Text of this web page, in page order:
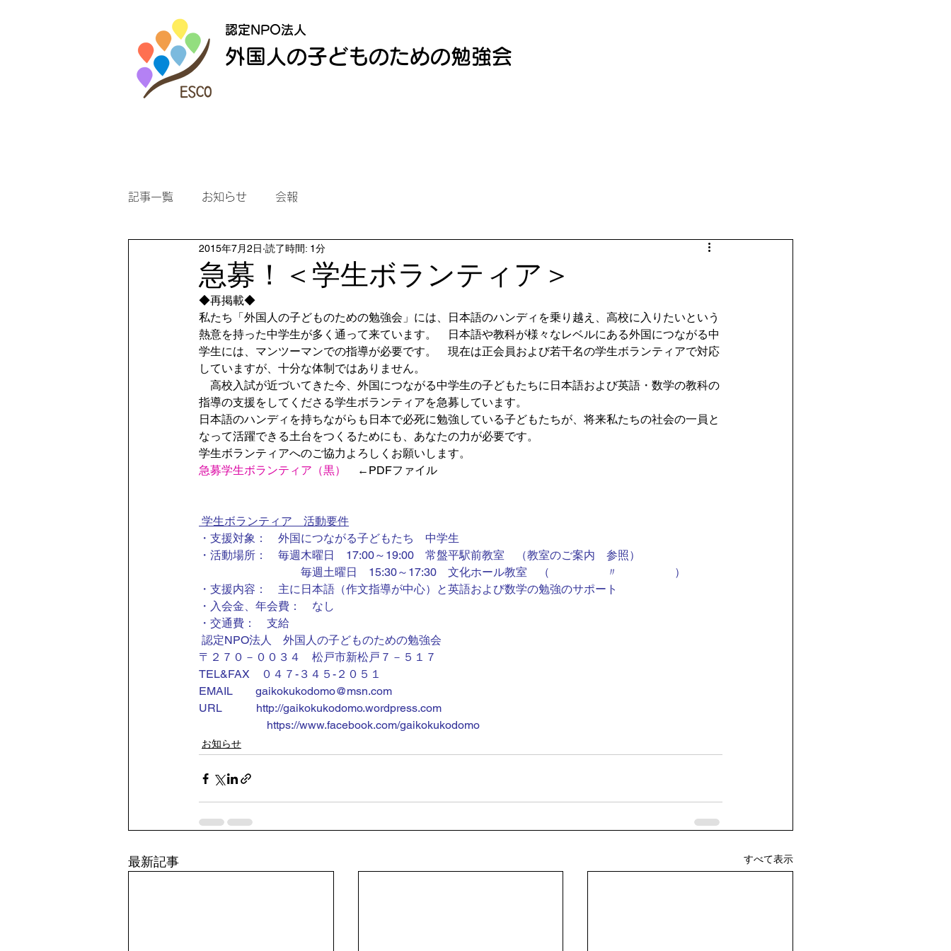
認定NPO法人
外国人の子どものための勉強会
記事一覧 お知らせ 会報
急募！＜学生ボランティア＞
2015年7月2日 読了時間: 1分
◆再掲載◆
私たち「外国人の子どものための勉強会」には、日本語のハンディを乗り越え、高校に入りたいという
熱意を持った中学生が多く通って来ています。　日本語や教科が様々なレベルにある外国につながる中
学生には、マンツーマンでの指導が必要です。　現在は正会員および若干名の学生ボランティアで対応
していますが、十分な体制ではありません。
高校入試が近づいてきた今、外国につながる中学生の子どもたちに日本語および英語・数学の教科の
指導の支援をしてくださる学生ボランティアを急募しています。
日本語のハンディを持ちながらも日本で必死に勉強している子どもたちが、将来私たちの社会の一員と
なって活躍できる土台をつくるためにも、あなたの力が必要です。
学生ボランティアへのご協力よろしくお願いします。
急募学生ボランティア（黒）
←PDFファイル
学生ボランティア　活動要件
・支援対象：　外国につながる子どもたち　中学生
・活動場所：　毎週木曜日　17:00～19:00　常盤平駅前教室　（教室のご案内　参照）
毎週土曜日　15:30～17:30　文化ホール教室　（　　　　　〃　　　　　）
・支援内容：　主に日本語（作文指導が中心）と英語および数学の勉強のサポート
・入会金、年会費：　なし
・交通費：　支給
認定NPO法人　外国人の子どものための勉強会
〒２７０－００３４　松戸市新松戸７－５１７
TEL&FAX　０４７-３４５-２０５１
EMAIL gaikokukodomo@msn.com
URL http://gaikokukodomo.wordpress.com
https://www.facebook.com/gaikokukodomo
お知らせ
最新記事 すべて表示